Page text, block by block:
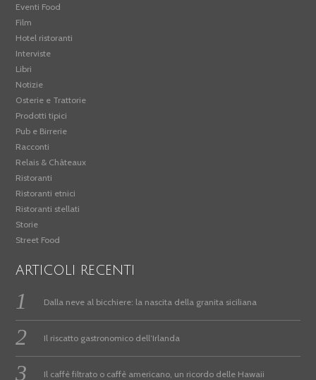
Eventi Food
Film
Hotel ristoranti
Interviste
Libri
Notizie
Osterie e Trattorie
Prodotti tipici
Pub e Birrerie
Racconti
Relais & Châteaux
Ristoranti
Ristoranti etnici
Ristoranti stellati
Storie
Street Food
ARTICOLI RECENTI
Dalla neve al bicchiere: la nascita della granita siciliana
Il riscatto gastronomico dell’Irlanda
Il caffè filtrato o caffè americano, un ricordo delle Hawaii